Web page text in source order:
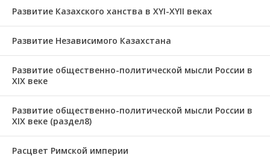
Развитие Казахского ханства в ХҮІ-ХҮІІ веках
Развитие Независимого Казахстана
Развитие общественно-политической мысли России в
XIX веке
Развитие общественно-политической мысли России в
XIX веке (раздел8)
Расцвет Римской империи